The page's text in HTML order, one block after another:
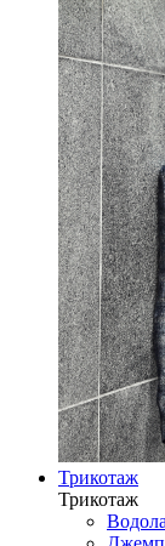
Трикотаж
Трикотаж